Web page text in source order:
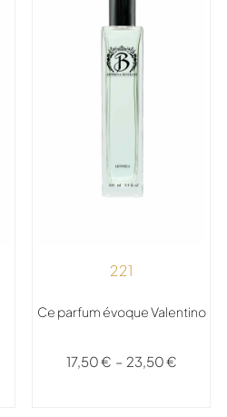
221
Ce parfum évoque Valentino
17,50€ – 23,50€